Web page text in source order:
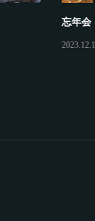
忘年会
2023.12.12